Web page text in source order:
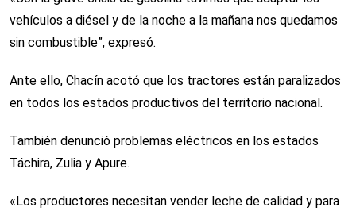
vehículos a diésel y de la noche a la mañana nos quedamos
sin combustible”, expresó.
Ante ello, Chacín acotó que los tractores están paralizados
en todos los estados productivos del territorio nacional.
También denunció problemas eléctricos en los estados
Táchira, Zulia y Apure.
«Los productores necesitan vender leche de calidad y para